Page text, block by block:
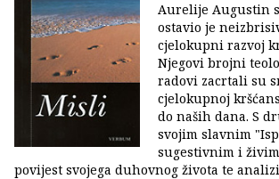
Aurelije Augustin
ostavio je
cjelokupni razvoj
Njegovi brojni
radovi zacrtali su
cjelokupnoj
do naših dana. S
svojim slavnim
sugestivnim i
povijest svojega duhovnog života te